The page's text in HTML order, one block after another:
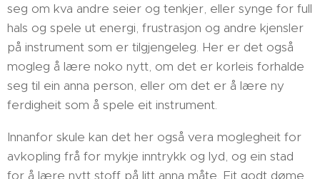
seg om kva andre seier og tenkjer, eller synge for full
hals og spele ut energi, frustrasjon og andre kjensler
på instrument som er tilgjengeleg. Her er det også
mogleg å lære noko nytt, om det er korleis forhalde
seg til ein anna person, eller om det er å lære ny
ferdigheit som å spele eit instrument.
Innanfor skule kan det her også vera moglegheit for
avkopling frå for mykje inntrykk og lyd, og ein stad
for å lære nytt stoff på litt anna måte. Eit godt døme